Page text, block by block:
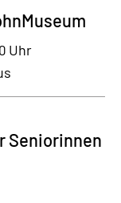
Uhr
Seniorinnen